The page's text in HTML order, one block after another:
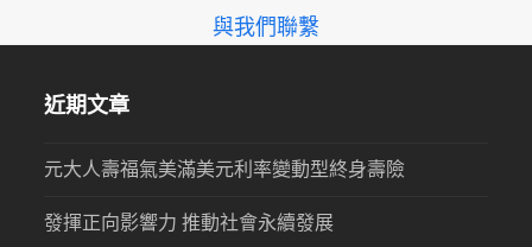
與我們聯繫
近期文章
元大人壽福氣美滿美元利率變動型終身壽險
發揮正向影響力 推動社會永續發展